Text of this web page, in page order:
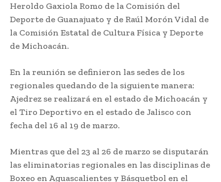
Heroldo Gaxiola Romo de la Comisión del
Deporte de Guanajuato y de Raúl Morón Vidal de
la Comisión Estatal de Cultura Física y Deporte
de Michoacán.
En la reunión se definieron las sedes de los
regionales quedando de la siguiente manera:
Ajedrez se realizará en el estado de Michoacán y
el Tiro Deportivo en el estado de Jalisco con
fecha del 16 al 19 de marzo.
Mientras que del 23 al 26 de marzo se disputarán
las eliminatorias regionales en las disciplinas de
Boxeo en Aguascalientes y Básquetbol en el